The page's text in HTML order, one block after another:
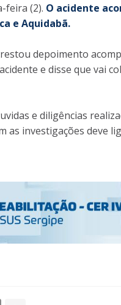
feira (2). O acidente
e Aquidabã.
depoimento
e disse que vai
e diligências
investigações deve